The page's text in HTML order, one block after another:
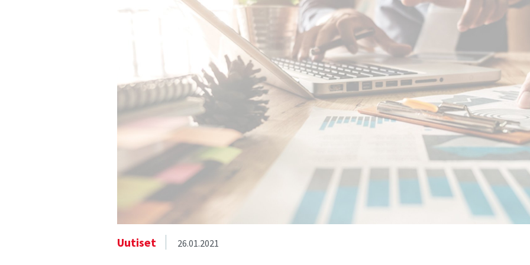
Uutiset 26.01.2021